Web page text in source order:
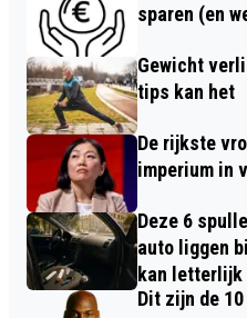
sparen (en
Gewicht
tips kan het
De rijkste
imperium in
Deze 6
auto liggen
kan
Dit zijn de